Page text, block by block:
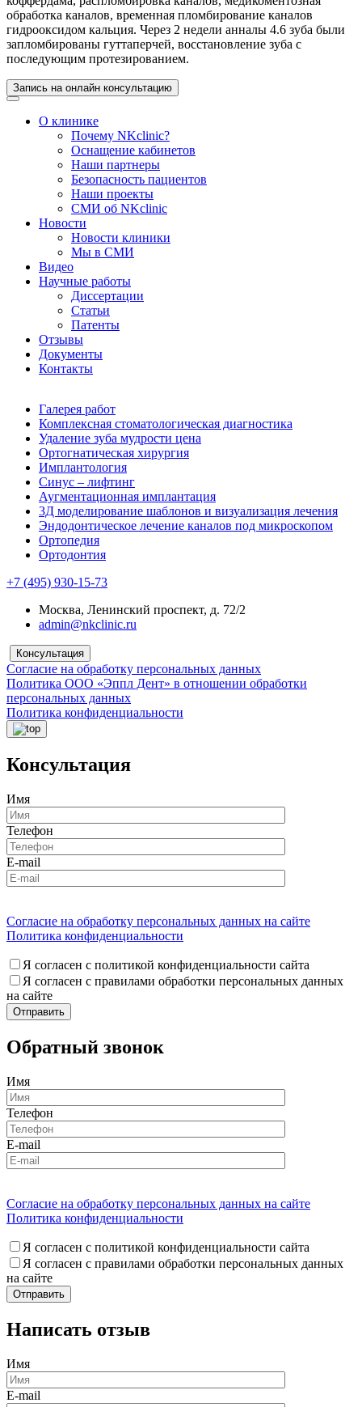
обработка каналов, временная пломбирование каналов
гидрооксидом кальция. Через 2 недели анналы 4.6 зуба были
запломбированы гуттаперчей, восстановление зуба с
последующим протезированием.
Запись на онлайн консультацию
О клинике
Почему NKclinic?
Оснащение кабинетов
Наши партнеры
Безопасность пациентов
Наши проекты
СМИ об NKclinic
Новости
Новости клиники
Мы в СМИ
Видео
Научные работы
Диссертации
Статьи
Патенты
Отзывы
Документы
Контакты
Галерея работ
Комплексная стоматологическая диагностика
Удаление зуба мудрости цена
Ортогнатическая хирургия
Имплантология
Синус – лифтинг
Аугментационная имплантация
3Д моделирование шаблонов и визуализация лечения
Эндодонтическое лечение каналов под микроскопом
Ортопедия
Ортодонтия
+7 (495) 930-15-73
Москва, Ленинский проспект, д. 72/2
admin@nkclinic.ru
Консультация
Согласие на обработку персональных данных
Политика ООО «Эппл Дент» в отношении обработки
персональных данных
Политика конфиденциальности
Консультация
Имя
Телефон
E-mail
Согласие на обработку персональных данных на сайте
Политика конфиденциальности
Я согласен с политикой конфиденциальности сайта
Я согласен с правилами обработки персональных данных
на сайте
Обратный звонок
Имя
Телефон
E-mail
Согласие на обработку персональных данных на сайте
Политика конфиденциальности
Я согласен с политикой конфиденциальности сайта
Я согласен с правилами обработки персональных данных
на сайте
Написать отзыв
Имя
E-mail